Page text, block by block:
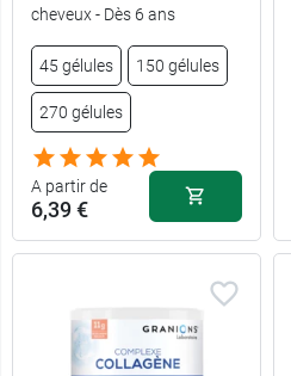
cheveux - Dès 6 ans
45 gélules 150 gélules
270 gélules
A partir de
6,39 €